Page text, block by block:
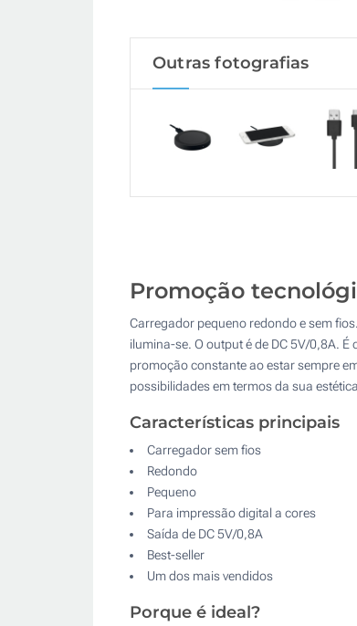
Outras fotografias
Promoção
Carregador pequeno redondo e sem
ilumina-se. O output é de DC 5V/0,8A.
promoção constante ao estar sempre
possibilidades em termos da sua
Características principais
Carregador sem fios
Redondo
Pequeno
Para impressão digital a cores
Saída de DC 5V/0,8A
Best-seller
Um dos mais vendidos
Porque é ideal?